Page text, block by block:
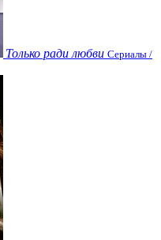
Только ради любви Сериалы /